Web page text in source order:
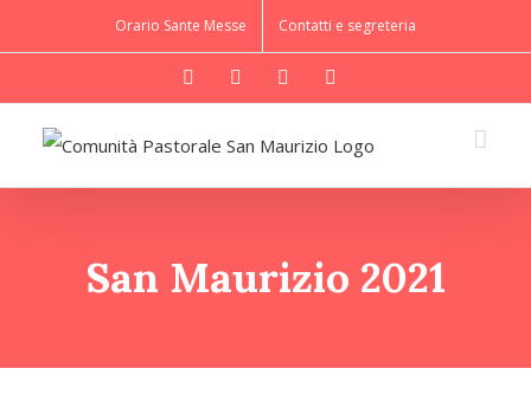
al
Orario Sante Messe Contatti e segreteria
WhatsAppYouTubeInstagram
San Maurizio 2021